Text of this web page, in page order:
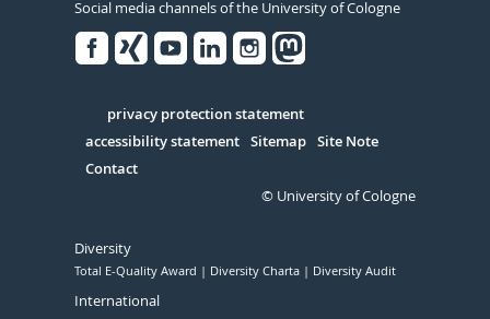
Social media channels of the University of Cologne
Serivce
privacy protection statement
accessibility statement Sitemap Site Note
Contact
© University of Cologne
Diversity
Total E-Quality Award Diversity Charta Diversity Audit
International